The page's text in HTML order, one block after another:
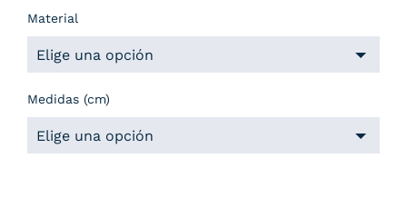
Material
Medidas (cm)